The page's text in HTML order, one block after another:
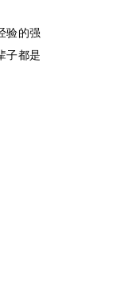
验的强
子都是